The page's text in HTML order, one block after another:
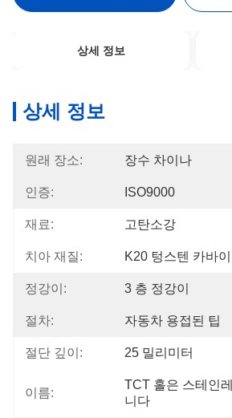
상세 정보
상세 정보
원래 장소: 장수 차이나
인증: ISO9000
재료: 고탄소강
치아 재질: K20 텅스텐 카바
정강이: 3 층 정강이
절차: 자동차 용접된 팁
절단 깊이: 25 밀리미터
이름:
TCT 홀은 스테인
니다